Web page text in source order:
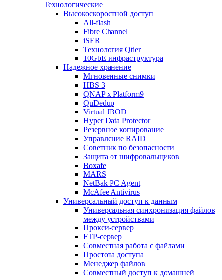
Технологические
Высокоскоростной доступ
All-flash
Fibre Channel
iSER
Технология Qtier
10GbE инфраструктура
Надежное хранение
Мгновенные снимки
HBS 3
QNAP x Platform9
QuDedup
Virtual JBOD
Hyper Data Protector
Резервное копирование
Управление RAID
Советник по безопасности
Защита от шифровальщиков
Boxafe
MARS
NetBak PC Agent
McAfee Antivirus
Универсальный доступ к данным
Универсальная синхронизация файлов
между устройствами
Прокси-сервер
FTP-сервер
Совместная работа с файлами
Простота доступа
Менеджер файлов
Совместный доступ к домашней